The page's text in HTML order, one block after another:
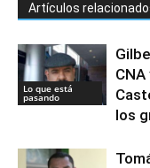
Artículos
Lo que está
pasando
los